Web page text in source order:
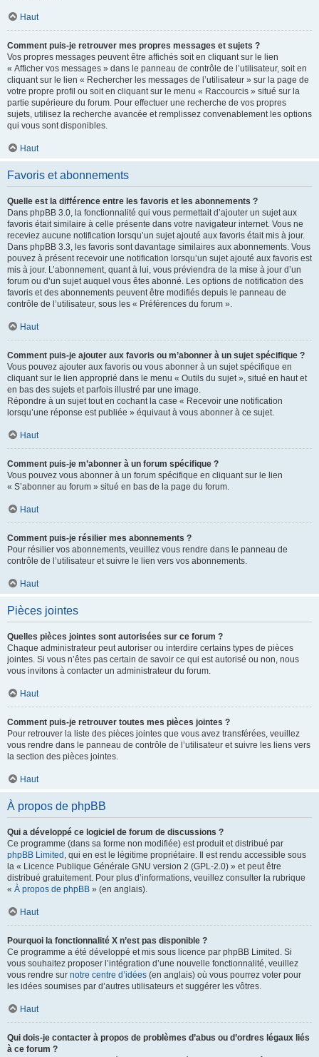
Haut
Comment puis-je retrouver mes propres messages et sujets ?
Vos propres messages peuvent être affichés soit en cliquant sur le lien
« Afficher vos messages » dans le panneau de contrôle de l’utilisateur, soit en
cliquant sur le lien « Rechercher les messages de l’utilisateur » sur la page de
votre propre profil ou soit en cliquant sur le menu « Raccourcis » situé sur la
partie supérieure du forum. Pour effectuer une recherche de vos propres
sujets, utilisez la recherche avancée et remplissez convenablement les options
qui vous sont disponibles.
Haut
Favoris et abonnements
Quelle est la différence entre les favoris et les abonnements ?
Dans phpBB 3.0, la fonctionnalité qui vous permettait d’ajouter un sujet aux
favoris était similaire à celle présente dans votre navigateur internet. Vous ne
receviez aucune notification lorsqu’un sujet ajouté aux favoris était mis à jour.
Dans phpBB 3.3, les favoris sont davantage similaires aux abonnements. Vous
pouvez à présent recevoir une notification lorsqu’un sujet ajouté aux favoris est
mis à jour. L’abonnement, quant à lui, vous préviendra de la mise à jour d’un
forum ou d’un sujet auquel vous êtes abonné. Les options de notification des
favoris et des abonnements peuvent être modifiés depuis le panneau de
contrôle de l’utilisateur, sous les « Préférences du forum ».
Haut
Comment puis-je ajouter aux favoris ou m’abonner à un sujet spécifique ?
Vous pouvez ajouter aux favoris ou vous abonner à un sujet spécifique en
cliquant sur le lien approprié dans le menu « Outils du sujet », situé en haut et
en bas des sujets et parfois illustré par une image.
Répondre à un sujet tout en cochant la case « Recevoir une notification
lorsqu’une réponse est publiée » équivaut à vous abonner à ce sujet.
Haut
Comment puis-je m’abonner à un forum spécifique ?
Vous pouvez vous abonner à un forum spécifique en cliquant sur le lien
« S’abonner au forum » situé en bas de la page du forum.
Haut
Comment puis-je résilier mes abonnements ?
Pour résilier vos abonnements, veuillez vous rendre dans le panneau de
contrôle de l’utilisateur et suivre le lien vers vos abonnements.
Haut
Pièces jointes
Quelles pièces jointes sont autorisées sur ce forum ?
Chaque administrateur peut autoriser ou interdire certains types de pièces
jointes. Si vous n’êtes pas certain de savoir ce qui est autorisé ou non, nous
vous invitons à contacter un administrateur du forum.
Haut
Comment puis-je retrouver toutes mes pièces jointes ?
Pour retrouver la liste des pièces jointes que vous avez transférées, veuillez
vous rendre dans le panneau de contrôle de l’utilisateur et suivre les liens vers
la section des pièces jointes.
Haut
À propos de phpBB
Qui a développé ce logiciel de forum de discussions ?
Ce programme (dans sa forme non modifiée) est produit et distribué par
phpBB Limited , qui en est le légitime propriétaire. Il est rendu accessible sous
la « Licence Publique Générale GNU version 2 (GPL-2.0) » et peut être
distribué gratuitement. Pour plus d’informations, veuillez consulter la rubrique
« À propos de phpBB » (en anglais).
Haut
Pourquoi la fonctionnalité X n’est pas disponible ?
Ce programme a été développé et mis sous licence par phpBB Limited. Si
vous souhaitez proposer l’intégration d’une nouvelle fonctionnalité, veuillez
vous rendre sur notre centre d’idées (en anglais) où vous pourrez voter pour
les idées soumises par d’autres utilisateurs et suggérer les vôtres.
Haut
Qui dois-je contacter à propos de problèmes d’abus ou d’ordres légaux liés
à ce forum ?